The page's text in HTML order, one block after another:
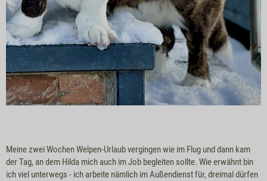
Meine zwei Wochen Welpen-Urlaub vergingen wie im Flug und dann kam
der Tag, an dem Hilda mich auch im Job begleiten sollte. Wie erwähnt bin
ich viel unterwegs - ich arbeite nämlich im Außendienst für, dreimal dürfen